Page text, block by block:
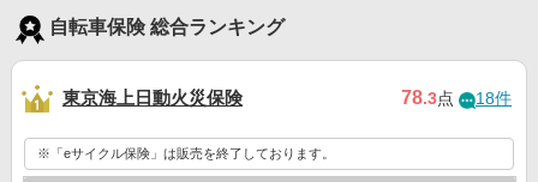
自転車保険 総合ランキング
東京海上日動火災保険 78.3点 18件
※「eサイクル保険」は販売を終了しております。